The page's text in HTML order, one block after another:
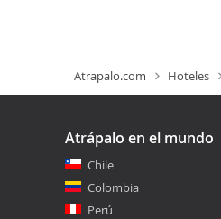
Atrapalo.com Hoteles
Atrápalo en el mundo
Chile
Colombia
Perú